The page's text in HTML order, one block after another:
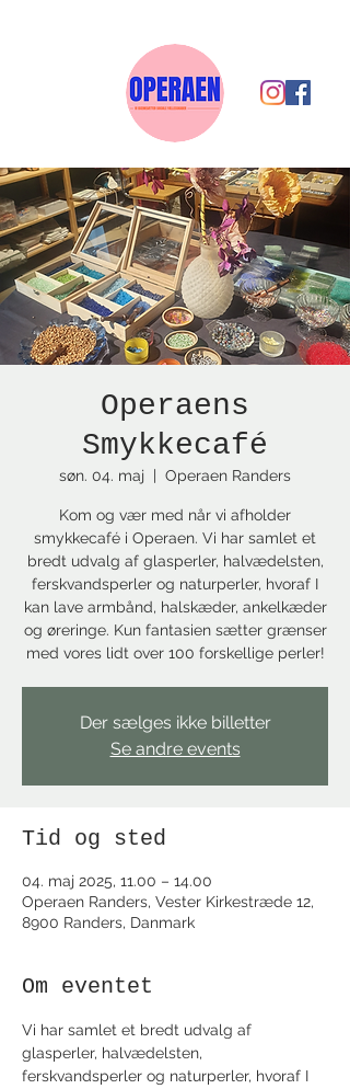
Operaens
Smykkecafé
søn. 04. maj
  |
Operaen Randers
Kom og vær med når vi afholder
smykkecafé i Operaen. Vi har samlet et
bredt udvalg af glasperler, halvædelsten,
ferskvandsperler og naturperler, hvoraf I
kan lave armbånd, halskæder, ankelkæder
og øreringe. Kun fantasien sætter grænser
med vores lidt over 100 forskellige perler!
Der sælges ikke billetter
Se andre events
Tid og sted
04. maj 2025, 11.00 – 14.00
Operaen Randers, Vester Kirkestræde 12,
8900 Randers, Danmark
Om eventet
Vi har samlet et bredt udvalg af
glasperler, halvædelsten,
ferskvandsperler og naturperler, hvoraf I